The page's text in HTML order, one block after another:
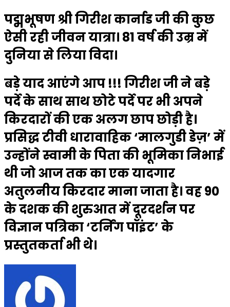
पद्मभूषण श्री गिरीश कार्नाड जी की कुछ
ऐसी रही जीवन यात्रा। 81 वर्ष की उम्र में
दुनिया से लिया विदा।
बड़े याद आएंगे आप !!! गिरीश जी ने बड़े
पर्दे के साथ साथ छोटे पर्दे पर भी अपने
किरदारों की एक अलग छाप छोड़ी है।
प्रसिद्ध टीवी धारावाहिक ‘मालगुडी डेज़’ में
उन्होंने स्वामी के पिता की भूमिका निभाई
थी जो आज तक का एक यादगार
अतुलनीय किरदार माना जाता है। वह 90
के दशक की शुरुआत में दूरदर्शन पर
विज्ञान पत्रिका ‘टर्निंग पॉइंट’ के
प्रस्तुतकर्ता भी थे।